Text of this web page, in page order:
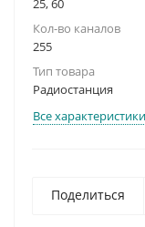
25, 60
Кол-во каналов
255
Тип товара
Радиостанция
Все характеристики
Поделиться